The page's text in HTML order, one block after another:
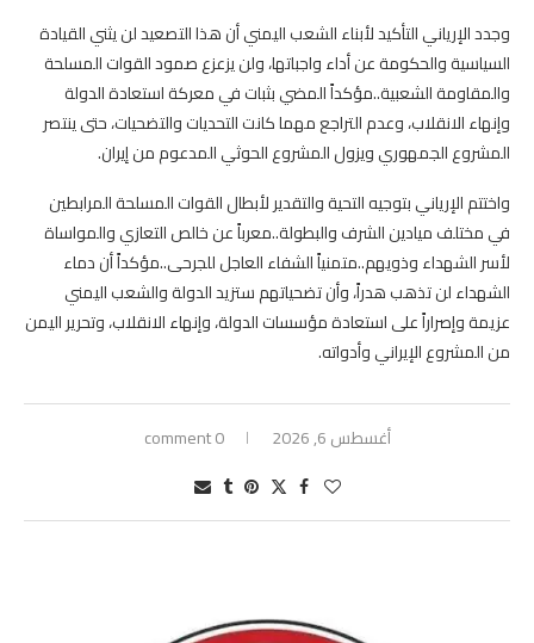
وجدد الإرياني التأكيد لأبناء الشعب اليمني أن هذا التصعيد لن يثني القيادة
السياسية والحكومة عن أداء واجباتها، ولن يزعزع صمود القوات المسلحة
والمقاومة الشعبية..مؤكداً المضي بثبات في معركة استعادة الدولة
وإنهاء الانقلاب، وعدم التراجع مهما كانت التحديات والتضحيات، حتى ينتصر
المشروع الجمهوري ويزول المشروع الحوثي المدعوم من إيران.
واختتم الإرياني بتوجيه التحية والتقدير لأبطال القوات المسلحة المرابطين
في مختلف ميادين الشرف والبطولة..معرباً عن خالص التعازي والمواساة
لأسر الشهداء وذويهم..متمنياً الشفاء العاجل للجرحى..مؤكداً أن دماء
الشهداء لن تذهب هدراً، وأن تضحياتهم ستزيد الدولة والشعب اليمني
عزيمة وإصراراً على استعادة مؤسسات الدولة، وإنهاء الانقلاب، وتحرير اليمن
من المشروع الإيراني وأدواته.
أغسطس 6, 2026 0 comment